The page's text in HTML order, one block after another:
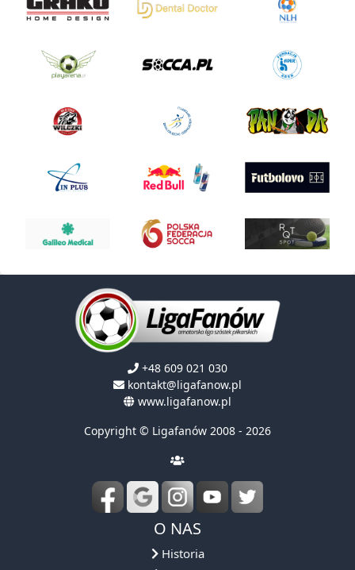
+48 609 021 030
kontakt@ligafanow.pl
www.ligafanow.pl
Copyright © Ligafanów 2008 - 2026
O NAS
Historia